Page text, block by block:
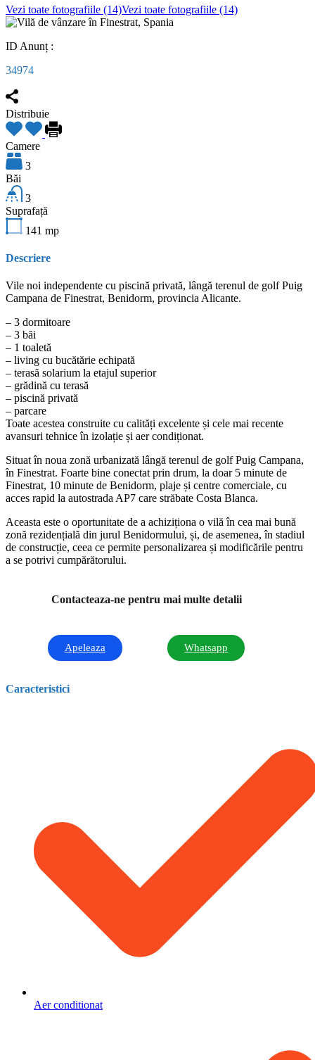
Vezi toate fotografiile (14)Vezi toate fotografiile (14)
ID Anunț :
34974
Distribuie
Camere
3
Băi
3
Suprafață
141 mp
Descriere
Vile noi independente cu piscină privată, lângă terenul de golf Puig
Campana de Finestrat, Benidorm, provincia Alicante.
– 3 dormitoare
– 3 băi
– 1 toaletă
– living cu bucătărie echipată
– terasă solarium la etajul superior
– grădină cu terasă
– piscină privată
– parcare
Toate acestea construite cu calități excelente și cele mai recente
avansuri tehnice în izolație și aer condiționat.
Situat în noua zonă urbanizată lângă terenul de golf Puig Campana,
în Finestrat. Foarte bine conectat prin drum, la doar 5 minute de
Finestrat, 10 minute de Benidorm, plaje și centre comerciale, cu
acces rapid la autostrada AP7 care străbate Costa Blanca.
Aceasta este o oportunitate de a achiziționa o vilă în cea mai bună
zonă rezidențială din jurul Benidormului, și, de asemenea, în stadiul
de construcție, ceea ce permite personalizarea și modificările pentru
a se potrivi cumpărătorului.
Contacteaza-ne pentru mai multe detalii
Apeleaza Whatsapp
Caracteristici
Aer conditionat